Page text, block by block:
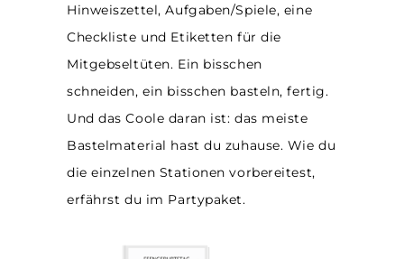
Hinweiszettel, Aufgaben/Spiele, eine
Checkliste und Etiketten für die
Mitgebseltüten. Ein bisschen
schneiden, ein bisschen basteln, fertig.
Und das Coole daran ist: das meiste
Bastelmaterial hast du zuhause. Wie du
die einzelnen Stationen vorbereitest,
erfährst du im Partypaket.